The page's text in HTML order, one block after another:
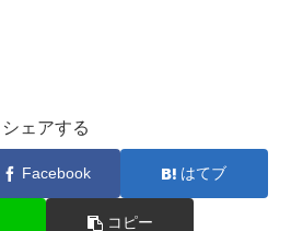
シェアする
Facebook はてブ
コピー